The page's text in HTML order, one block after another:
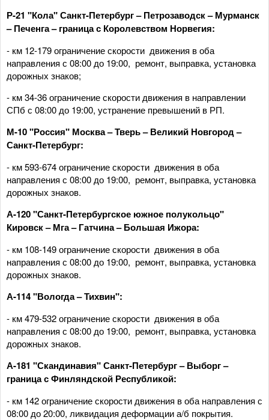
Р-21 "Кола" Санкт-Петербург – Петрозаводск – Мурманск
– Печенга – граница с Королевством Норвегия:
- км 12-179 ограничение скорости движения в оба
направления с 08:00 до 19:00, ремонт, выправка, установка
дорожных знаков;
- км 34-36 ограничение скорости движения в направлении
СПб с 08:00 до 19:00, устранение превышений в РП.
М-10 "Россия" Москва – Тверь – Великий Новгород –
Санкт-Петербург:
- км 593-674 ограничение скорости движения в оба
направления с 08:00 до 19:00, ремонт, выправка, установка
дорожных знаков.
А-120 "Санкт-Петербургское южное полукольцо"
Кировск – Мга – Гатчина – Большая Ижора:
- км 108-149 ограничение скорости движения в оба
направления с 08:00 до 19:00, ремонт, выправка, установка
дорожных знаков.
А-114 "Вологда – Тихвин":
- км 479-532 ограничение скорости движения в оба
направления с 08:00 до 19:00, ремонт, выправка, установка
дорожных знаков.
А-181 "Скандинавия" Санкт-Петербург – Выборг –
граница с Финляндской Республикой:
- км 142 ограничение скорости движения в оба направления с
08:00 до 20:00, ликвидация деформации а/б покрытия.